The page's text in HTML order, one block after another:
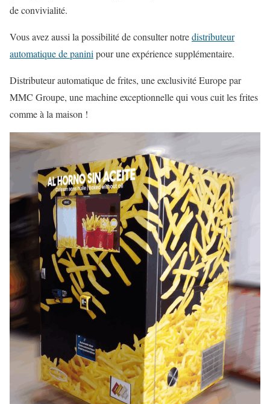
de convivialité.
Vous avez aussi la possibilité de consulter notredistributeur
automatique de panini pour une expérience supplémentaire.
Distributeur automatique de frites, une exclusivité Europe par
MMC Groupe, une machine exceptionnelle qui vous cuit les frites
comme à la maison !